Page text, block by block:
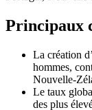
Principaux
La création
hommes,
Nouvelle-
Le taux
des plus